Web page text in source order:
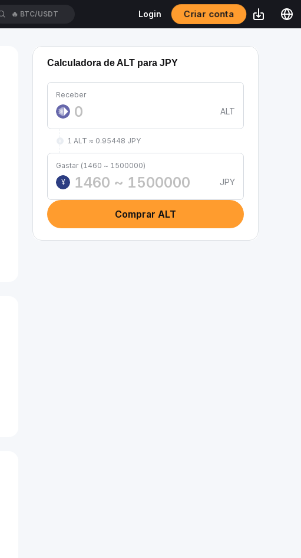
🔥 BTC/USDT Login Criar conta
Calculadora de ALT para JPY
Receber
ALT
1 ALT ≈ 0.95448 JPY
Gastar (1460 ~ 1500000)
¥
JPY
Comprar ALT